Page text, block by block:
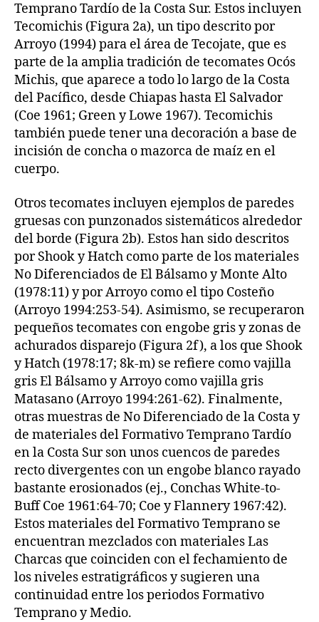
Temprano Tardío de la Costa Sur. Estos incluyen
Tecomichis (Figura 2a), un tipo descrito por
Arroyo (1994) para el área de Tecojate, que es
parte de la amplia tradición de tecomates Ocós
Michis, que aparece a todo lo largo de la Costa
del Pacífico, desde Chiapas hasta El Salvador
(Coe 1961; Green y Lowe 1967). Tecomichis
también puede tener una decoración a base de
incisión de concha o mazorca de maíz en el
cuerpo.
Otros tecomates incluyen ejemplos de paredes
gruesas con punzonados sistemáticos alrededor
del borde (Figura 2b). Estos han sido descritos
por Shook y Hatch como parte de los materiales
No Diferenciados de El Bálsamo y Monte Alto
(1978:11) y por Arroyo como el tipo Costeño
(Arroyo 1994:253-54). Asimismo, se recuperaron
pequeños tecomates con engobe gris y zonas de
achurados disparejo (Figura 2f), a los que Shook
y Hatch (1978:17; 8k-m) se refiere como vajilla
gris El Bálsamo y Arroyo como vajilla gris
Matasano (Arroyo 1994:261-62). Finalmente,
otras muestras de No Diferenciado de la Costa y
de materiales del Formativo Temprano Tardío
en la Costa Sur son unos cuencos de paredes
recto divergentes con un engobe blanco rayado
bastante erosionados (ej., Conchas White-to-
Buff Coe 1961:64-70; Coe y Flannery 1967:42).
Estos materiales del Formativo Temprano se
encuentran mezclados con materiales Las
Charcas que coinciden con el fechamiento de
los niveles estratigráficos y sugieren una
continuidad entre los periodos Formativo
Temprano y Medio.